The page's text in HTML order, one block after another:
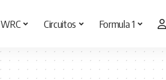
WRC Circuitos Formula 1